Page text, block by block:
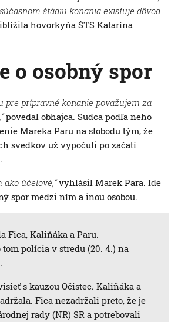
štádiu konania existuje dôvod
hovorkyňa ŠTS Katarína
o osobný spor
pre prípravné konanie považujem za
povedal obhajca. Sudca podľa neho
Mareka Paru na slobodu tým, že
svedkov už vypočuli po začatí
účelové,“vyhlásil Marek Para. Ide
spor medzi ním a inou osobou.
Fica, Kaliňáka a Paru.
polícia v stredu (20. 4.) na
s kauzou Očistec. Kaliňáka a
Fica nezadržali preto, že je
rady (NR) SR a potrebovali